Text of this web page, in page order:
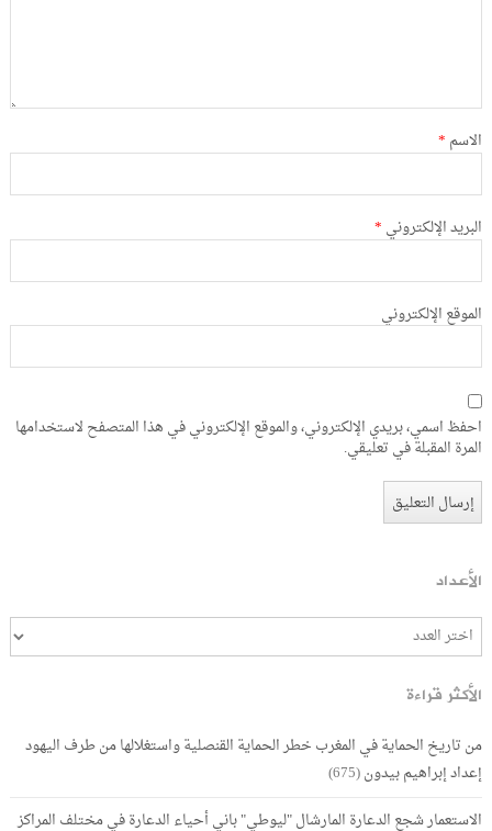
الاسم *
البريد الإلكتروني *
الموقع الإلكتروني
احفظ اسمي، بريدي الإلكتروني، والموقع الإلكتروني في هذا المتصفح لاستخدامها
المرة المقبلة في تعليقي.
الأعداد
الأكثر قراءة
من تاريخ الحماية في المغرب خطر الحماية القنصلية واستغلالها من طرف اليهود
إعداد إبراهيم بيدون(675)
الاستعمار شجع الدعارة المارشال "ليوطي" باني أحياء الدعارة في مختلف المراكز